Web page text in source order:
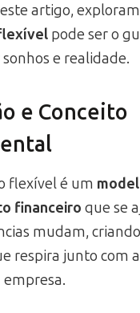
artigo,
pode ser o
e realidade.
e Conceito
flexível é um
financeiro que se
mudam,
respira junto com
empresa.